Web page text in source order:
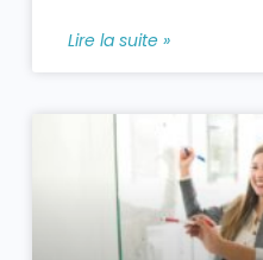
Lire la suite »